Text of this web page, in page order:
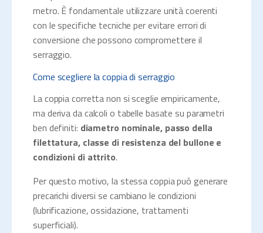
metro. È fondamentale utilizzare unità coerenti
con le specifiche tecniche per evitare errori di
conversione che possono compromettere il
serraggio.
Come scegliere la coppia di serraggio
La coppia corretta non si sceglie empiricamente,
ma deriva da calcoli o tabelle basate su parametri
ben definiti: diametro nominale, passo della
filettatura, classe di resistenza del bullone e
condizioni di attrito.
Per questo motivo, la stessa coppia può generare
precarichi diversi se cambiano le condizioni
(lubrificazione, ossidazione, trattamenti
superficiali).